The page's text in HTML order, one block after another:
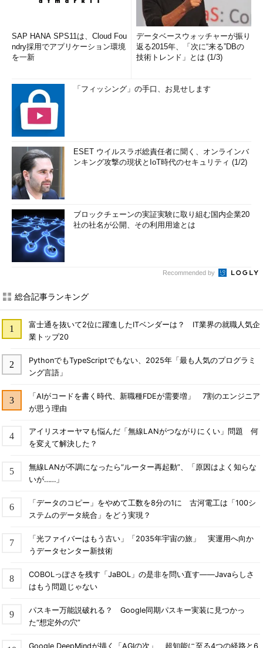
SAP HANA SPS11は、Cloud Fou
ndry採用でアプリケーション環境
を一新
データベースウォッチャーが振り
返る2015年、「次に“来る”DBの
技術トレンド」とは (1/3)
「フィッシング」の手口、お見せします
ESET ウイルスラボ総責任者に聞く、オンラインバ
ンキング攻撃の現状とIoT時代のセキュリティ (1/2)
ブロックチェーンの実証実験に取り組む国内企業20
社の社名が公開、その利用用途とは
Recommended by
総合記事ランキング
富士通を抜いて2位に躍進したITベンダーは？ IT業界の就職人気企
業トップ20
PythonでもTypeScriptでもない、2025年「最も人気のプログラミ
ング言語」
「AIがコードを書く時代、新職種FDEが需要増」 7割のエンジニア
が思う理由
アイリスオーヤマも悩んだ「無線LANがつながりにくい」問題 何
を変えて解決した？
無線LANが不調になったら“ルーター再起動”、「原因はよく知らな
いが……」
「データのコピー」をやめて工数を8分の1に 古河電工は「100シ
ステムのデータ統合」をどう実現？
「光ファイバーはもう古い」「2035年宇宙の旅」 実運用へ向か
うデータセンター新技術
COBOLっぽさを残す「JaBOL」の是非を問い直す――Javaらしさ
はもう問題じゃない
パスキー万能説破れる？ Google同期パスキー実装に見つかっ
た“想定外の穴”
Google DeepMindが描く「AGIの次」 超知能に至る4つの経路と6